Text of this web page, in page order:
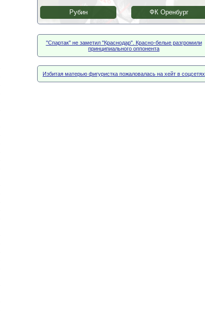
Рубин ФК Оренбург
"Спартак" не заметил "Краснодар". Красно-белые разгромили
принципиального оппонента
Избитая матерью фигуристка пожаловалась на хейт в соцсетях